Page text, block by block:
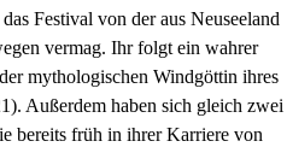
Festival von der aus Neuseeland
vermag. Ihr folgt ein wahrer
mythologischen Windgöttin ihres
Außerdem haben sich gleich zwei
bereits früh in ihrer Karriere von